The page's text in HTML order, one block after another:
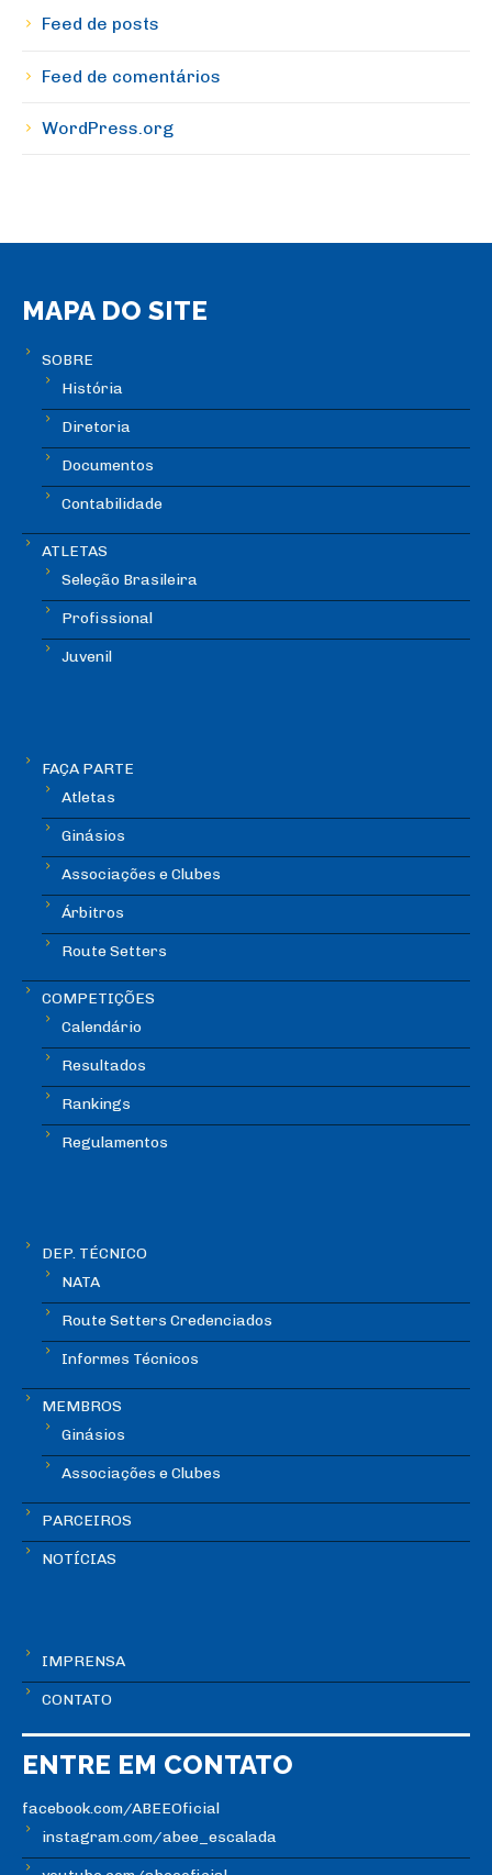
Feed de posts
Feed de comentários
WordPress.org
MAPA DO SITE
SOBRE
História
Diretoria
Documentos
Contabilidade
ATLETAS
Seleção Brasileira
Profissional
Juvenil
FAÇA PARTE
Atletas
Ginásios
Associações e Clubes
Árbitros
Route Setters
COMPETIÇÕES
Calendário
Resultados
Rankings
Regulamentos
DEP. TÉCNICO
NATA
Route Setters Credenciados
Informes Técnicos
MEMBROS
Ginásios
Associações e Clubes
PARCEIROS
NOTÍCIAS
IMPRENSA
CONTATO
ENTRE EM CONTATO
facebook.com/ABEEOficial
instagram.com/abee_escalada